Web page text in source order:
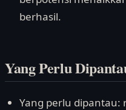
berhasil.
Yang Perlu
Yang perlu dipantau: